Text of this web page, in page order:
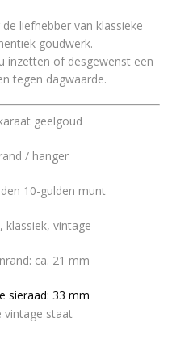
liefhebber van klassieke
goudwerk.
inzetten of desgewenst een
tegen dagwaarde.
geelgoud
/ hanger
10-gulden munt
klassiek, vintage
ca. 21 mm
sieraad: 33 mm
vintage staat